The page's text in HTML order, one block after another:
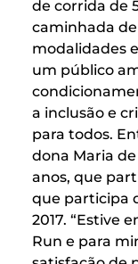
de corrida de
caminhada
modalidades
um público
a inclusão e
para todos.
dona Maria
anos, que
que participa
2017. “Estive
Run e para